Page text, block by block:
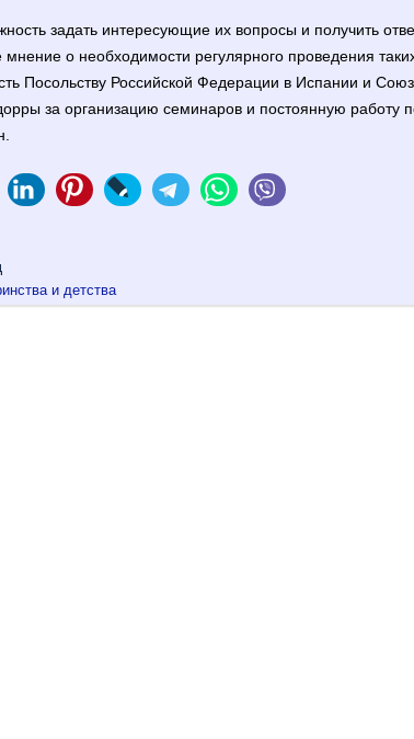
задать интересующие их вопросы и получить
о необходимости регулярного проведения
Посольству Российской Федерации в Испании и
за организацию семинаров и постоянную работу
и детства